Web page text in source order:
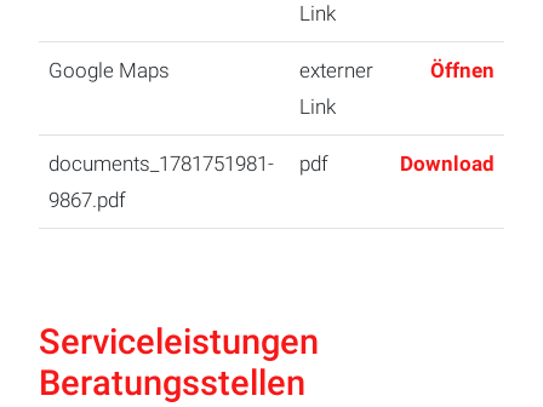
Link
Google Maps
externer
Link
Öffnen
documents_1781751981-
9867.pdf
pdf Download
Serviceleistungen
Beratungsstellen